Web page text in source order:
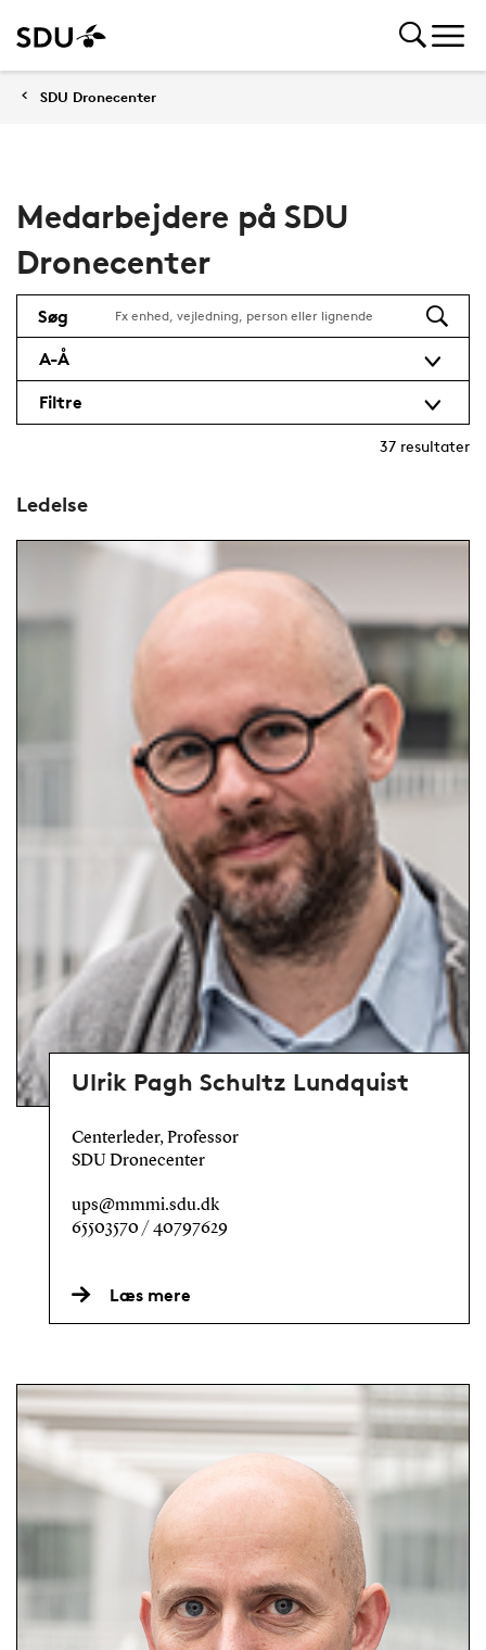
SDU Dronecenter
Medarbejdere på SDU
Dronecenter
Filtre
A-Å
Søg
37 resultater
Ledelse
Ulrik Pagh Schultz Lundquist
Centerleder, Professor
SDU Dronecenter
ups@mmmi.sdu.dk
65503570 / 40797629
Læs mere